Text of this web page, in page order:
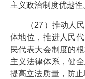
主义政治制度优越性
（27）推动人
体地位，推进人民
民代表大会制度的
主义法律体系，健
提高立法质量，防